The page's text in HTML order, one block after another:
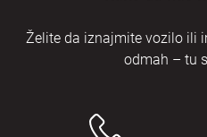
Želite da iznajmite vozilo ili
odmah – tu